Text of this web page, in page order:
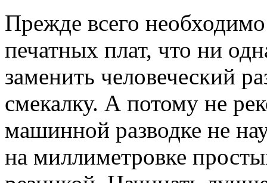
Прежде всего
печатных плат, что ни
заменить человеческий
смекалку. А потому не
машинной разводке не
на миллиметровке